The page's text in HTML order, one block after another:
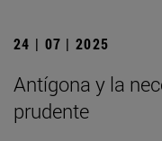
24 | 07 | 2025
Antígona y la
prudente